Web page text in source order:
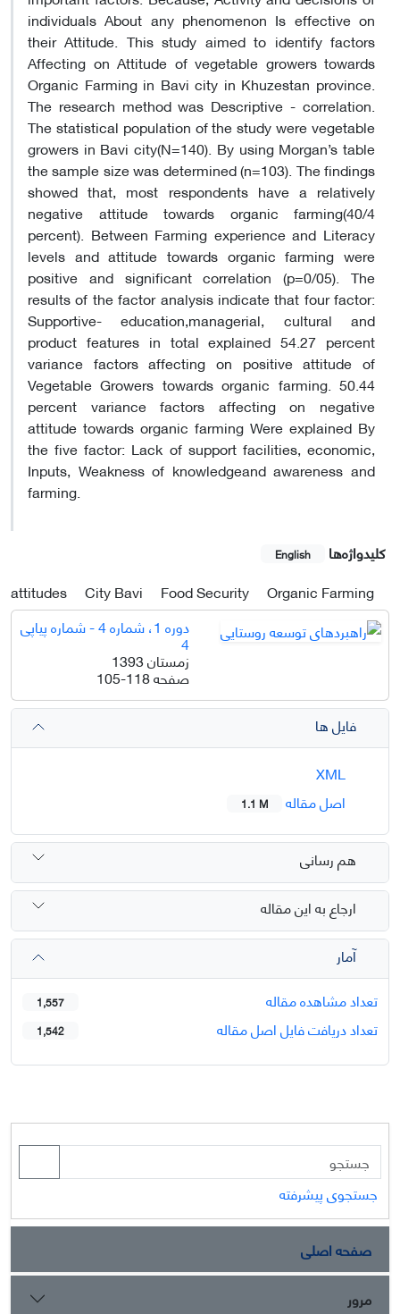
individuals About any phenomenon Is effective on
their Attitude. This study aimed to identify factors
Affecting on Attitude of vegetable growers towards
Organic Farming in Bavi city in Khuzestan province.
The research method was Descriptive - correlation.
The statistical population of the study were vegetable
growers in Bavi city(N=140). By using Morgan’s table
the sample size was determined (n=103). The findings
showed that, most respondents have a relatively
negative attitude towards organic farming(40/4
percent). Between Farming experience and Literacy
levels and attitude towards organic farming were
positive and significant correlation (p=0/05). The
results of the factor analysis indicate that four factor:
Supportive- education,managerial, cultural and
product features in total explained 54.27 percent
variance factors affecting on positive attitude of
Vegetable Growers towards organic farming. 50.44
percent variance factors affecting on negative
attitude towards organic farming Were explained By
the five factor: Lack of support facilities, economic,
Inputs, Weakness of knowledgeand awareness and
farming.
کلیدواژه‌ها English
attitudes City Bavi Food Security
Organic Farming
دوره 1، شماره 4 - شماره پیاپی
4
زمستان 1393
صفحه105-118
فایل ها
اصل مقاله
1.1 M
هم رسانی
ارجاع به این مقاله
آمار
تعداد مشاهده مقاله
1,557
تعداد دریافت فایل اصل مقاله 1,542
جستجوی پیشرفته
صفحه اصلی
مرور